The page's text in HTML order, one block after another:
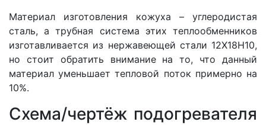
Материал изготовления кожуха – углеродистая
сталь, а трубная система этих теплообменников
изготавливается из нержавеющей стали 12Х18Н10,
но стоит обратить внимание на то, что данный
материал уменьшает тепловой поток примерно на
10%.
Схема/чертёж подогревателя